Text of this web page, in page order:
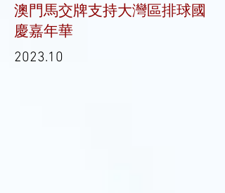
澳門馬交牌支持大灣區排球國
慶嘉年華
2023.10